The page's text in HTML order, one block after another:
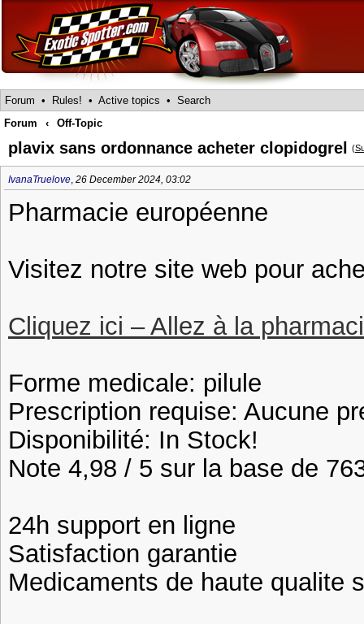
Forum • Rules! • Active topics • Search
Forum
‹ Off-Topic
plavix sans ordonnance acheter clopidogrel (
IvanaTruelove, 26 December 2024, 03:02
Pharmacie européenne
Visitez notre site web pour
Cliquez ici – Allez à la
Forme medicale: pilule
Prescription requise: Aucune
Disponibilité: In Stock!
Note 4,98 / 5 sur la base de
24h support en ligne
Satisfaction garantie
Medicaments de haute qualite